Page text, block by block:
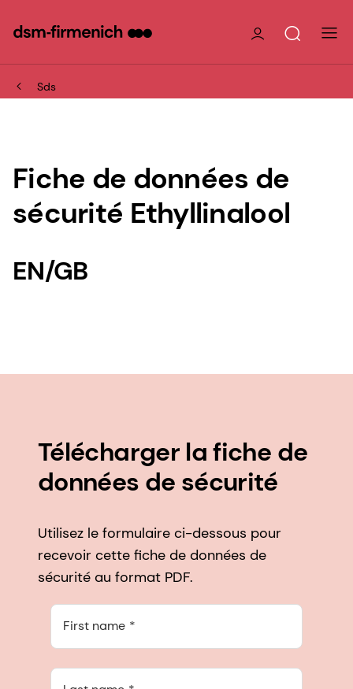
Sds
Fiche de données de
sécurité Ethyllinalool
EN/GB
Télécharger la fiche de
données de sécurité
Utilisez le formulaire ci-dessous pour
recevoir cette fiche de données de
sécurité au format PDF.
First name